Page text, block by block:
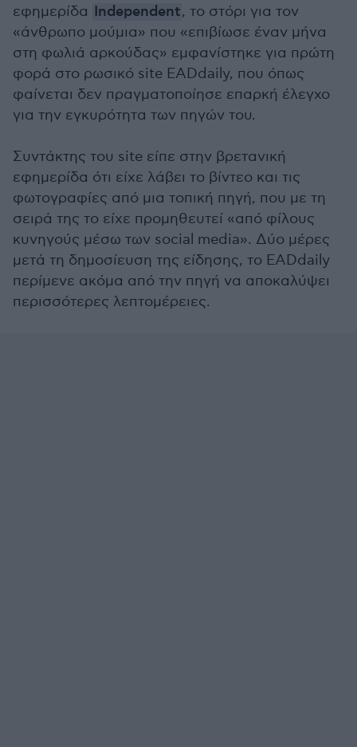
εφημερίδα Independent, το στόρι για τον
«άνθρωπο μούμια» που «επιβίωσε έναν μήνα
στη φωλιά αρκούδας» εμφανίστηκε για πρώτη
φορά στο ρωσικό site EADdaily, που όπως
φαίνεται δεν πραγματοποίησε επαρκή έλεγχο
για την εγκυρότητα των πηγών του.
Συντάκτης του site είπε στην βρετανική
εφημερίδα ότι είχε λάβει το βίντεο και τις
φωτογραφίες από μια τοπική πηγή, που με τη
σειρά της το είχε προμηθευτεί «από φίλους
κυνηγούς μέσω των social media». Δύο μέρες
μετά τη δημοσίευση της είδησης, το EADdaily
περίμενε ακόμα από την πηγή να αποκαλύψει
περισσότερες λεπτομέρειες.